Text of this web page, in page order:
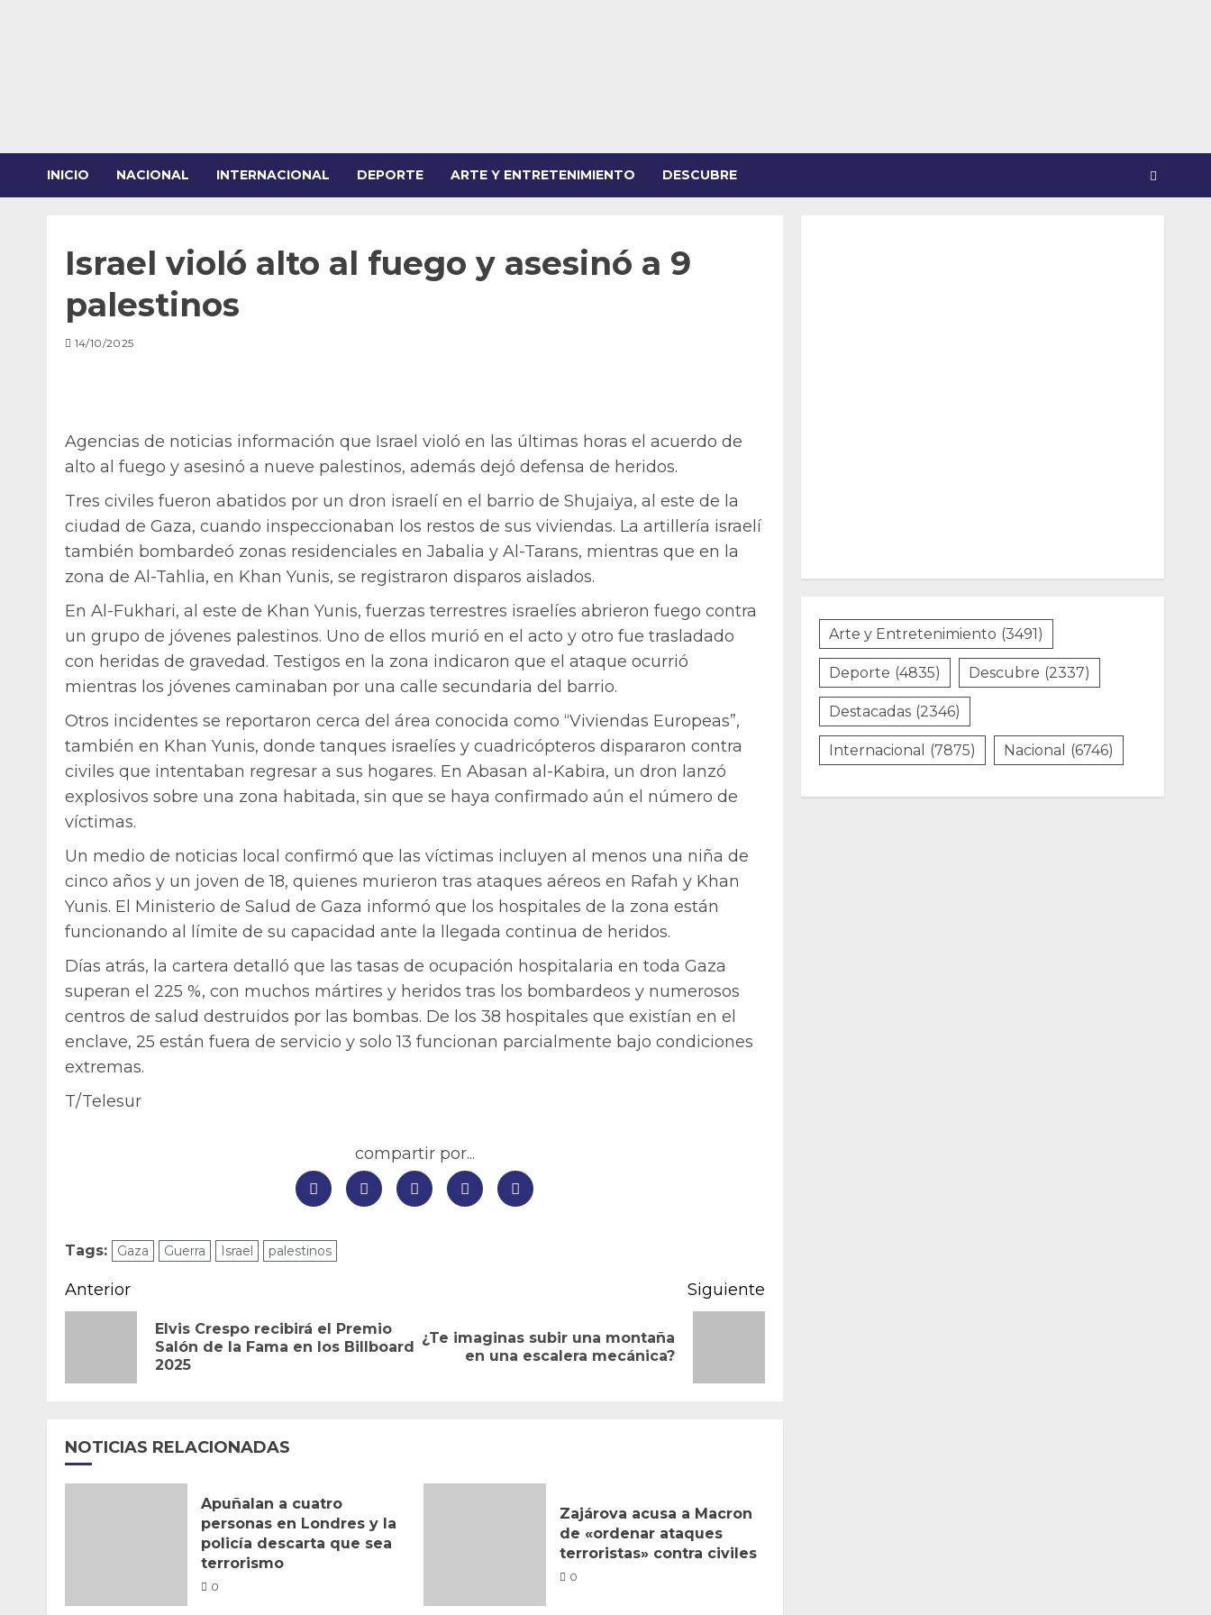
INICIO NACIONAL INTERNACIONAL DEPORTE ARTE Y ENTRETENIMIENTO DESCUBRE
Israel violó alto al fuego y asesinó a 9
palestinos
14/10/2025
Agencias de noticias información que Israel violó en las últimas horas el acuerdo de
alto al fuego y asesinó a nueve palestinos, además dejó defensa de heridos.
Tres civiles fueron abatidos por un dron israelí en el barrio de Shujaiya, al este de la
ciudad de Gaza, cuando inspeccionaban los restos de sus viviendas. La artillería israelí
también bombardeó zonas residenciales en Jabalia y Al-Tarans, mientras que en la
zona de Al-Tahlia, en Khan Yunis, se registraron disparos aislados.
En Al-Fukhari, al este de Khan Yunis, fuerzas terrestres israelíes abrieron fuego contra
un grupo de jóvenes palestinos. Uno de ellos murió en el acto y otro fue trasladado
con heridas de gravedad. Testigos en la zona indicaron que el ataque ocurrió
mientras los jóvenes caminaban por una calle secundaria del barrio.
Otros incidentes se reportaron cerca del área conocida como “Viviendas Europeas”,
también en Khan Yunis, donde tanques israelíes y cuadricópteros dispararon contra
civiles que intentaban regresar a sus hogares. En Abasan al-Kabira, un dron lanzó
explosivos sobre una zona habitada, sin que se haya confirmado aún el número de
víctimas.
Un medio de noticias local confirmó que las víctimas incluyen al menos una niña de
cinco años y un joven de 18, quienes murieron tras ataques aéreos en Rafah y Khan
Yunis. El Ministerio de Salud de Gaza informó que los hospitales de la zona están
funcionando al límite de su capacidad ante la llegada continua de heridos.
Días atrás, la cartera detalló que las tasas de ocupación hospitalaria en toda Gaza
superan el 225 %, con muchos mártires y heridos tras los bombardeos y numerosos
centros de salud destruidos por las bombas. De los 38 hospitales que existían en el
enclave, 25 están fuera de servicio y solo 13 funcionan parcialmente bajo condiciones
extremas.
T/Telesur
compartir por...
Tags: Gaza Guerra Israel palestinos
Navegación
entradas
Anterior
Entrada
anterior:
Elvis Crespo recibirá el Premio
Salón de la Fama en los Billboard
2025
Siguiente
Siguiente
entrada:
¿Te imaginas subir una montaña
en una escalera mecánica?
NOTICIAS RELACIONADAS
Apuñalan a cuatro
personas en Londres y la
policía descarta que sea
terrorismo
0
Zajárova acusa a Macron
de «ordenar ataques
terroristas» contra civiles
0
Arte y Entretenimiento (3491)
Deporte (4835) Descubre (2337)
Destacadas (2346)
Internacional (7875) Nacional (6746)